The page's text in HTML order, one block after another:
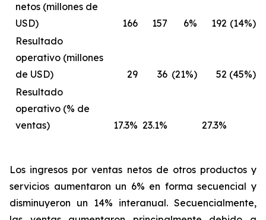
netos (millones de
USD)
166 157 6% 192 (14%)
Resultado
operativo (millones
de USD)
29 36 (21%) 52 (45%)
Resultado
operativo (% de
ventas)
17.3% 23.1% 27.3%
Los ingresos por ventas netos de otros productos y
servicios aumentaron un 6% en forma secuencial y
disminuyeron un 14% interanual. Secuencialmente,